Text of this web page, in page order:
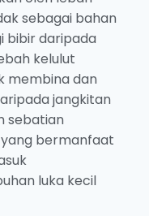
sebagai bahan
bibir daripada
kelulut
membina dan
jangkitan
sebatian
bermanfaat
luka kecil